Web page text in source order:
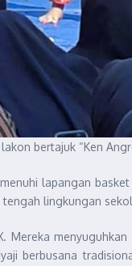
bertajuk “Ken
lapangan
lingkungan
berbusana